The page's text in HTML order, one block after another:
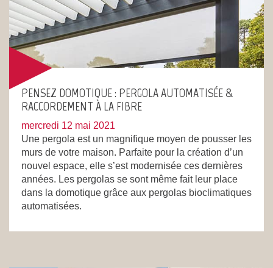
PENSEZ DOMOTIQUE : PERGOLA AUTOMATISÉE &
RACCORDEMENT À LA FIBRE
mercredi 12 mai 2021
Une pergola est un magnifique moyen de pousser les
murs de votre maison. Parfaite pour la création d’un
nouvel espace, elle s’est modernisée ces dernières
années. Les pergolas se sont même fait leur place
dans la domotique grâce aux pergolas bioclimatiques
automatisées.